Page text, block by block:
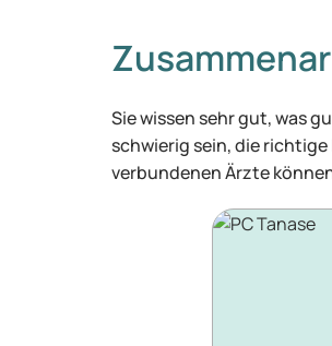
Sie wissen sehr gut, was
schwierig sein, die
verbundenen Ärzte